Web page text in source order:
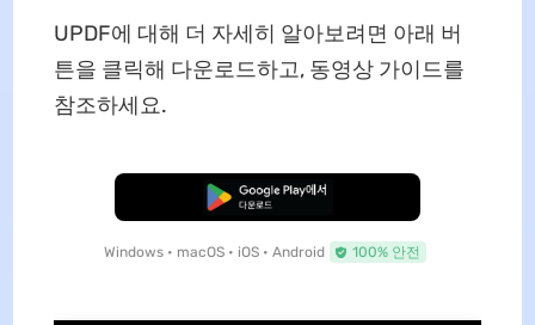
UPDF에 대해 더 자세히 알아보려면 아래 버
튼을 클릭해 다운로드하고, 동영상 가이드를
참조하세요.
무료로 다운로드
Windows • macOS • iOS • Android 100% 안전